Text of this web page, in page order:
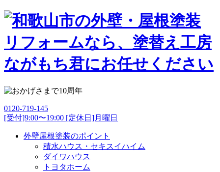
0120-719-145
[受付]9:00〜19:00 [定休日]月曜日
外壁屋根塗装のポイント
積水ハウス・セキスイハイム
ダイワハウス
トヨタホーム